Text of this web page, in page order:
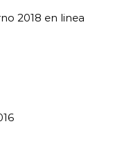
2018 en linea